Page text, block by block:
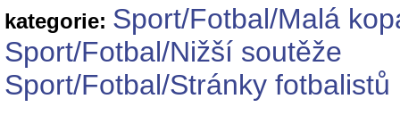
kategorie: Sport/Fotbal/Malá
Sport/Fotbal/Nižší soutěže
Sport/Fotbal/Stránky fotbalistů